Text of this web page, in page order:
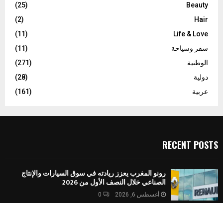
Beauty
(25)
Hair
(2)
Life & Love
(11)
سفر وسياحة
(11)
الوطنية
(271)
دولية
(28)
عربية
(161)
RECENT POSTS
رونو المغرب يعزز ريادته في سوق السيارات والإنتاج
الصناعي خلال النصف الأول من 2026
أغسطس 6, 2026 0